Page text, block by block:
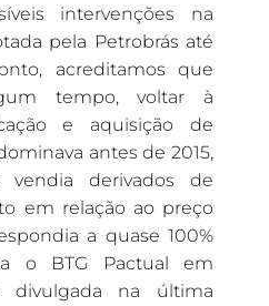
intervenções na
pela Petrobrás até
acreditamos que
tempo, voltar à
e aquisição de
antes de 2015,
vendia derivados de
em relação ao preço
a quase 100%
o BTG Pactual em
divulgada na última